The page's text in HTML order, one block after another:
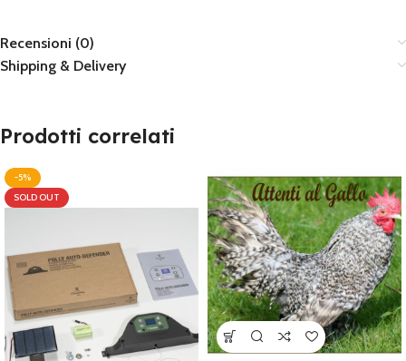
Recensioni (0)
Shipping & Delivery
Prodotti correlati
-5%
SOLD OUT